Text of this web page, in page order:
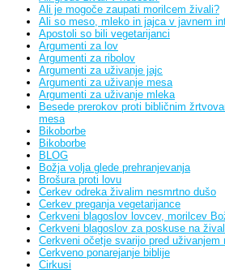
Ali je mogoče zaupati morilcem živali?
Ali so meso, mleko in jajca v javnem
Apostoli so bili vegetarijanci
Argumenti za lov
Argumenti za ribolov
Argumenti za uživanje jajc
Argumenti za uživanje mesa
Argumenti za uživanje mleka
Besede prerokov proti bibličnim
mesa
Bikoborbe
Bikoborbe
BLOG
Božja volja glede prehranjevanja
Brošura proti lovu
Cerkev odreka živalim nesmrtno dušo
Cerkev preganja vegetarijance
Cerkveni blagoslov lovcev, morilcev
Cerkveni blagoslov za poskuse na
Cerkveni očetje svarijo pred uživanjem
Cerkveno ponarejanje biblije
Cirkusi